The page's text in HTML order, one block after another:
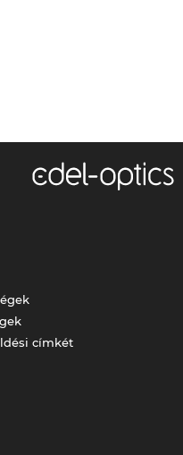
címkét